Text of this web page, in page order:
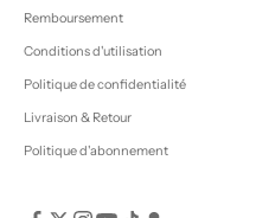
Remboursement
Conditions d'utilisation
Politique de confidentialité
Livraison & Retour
Politique d'abonnement